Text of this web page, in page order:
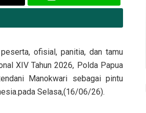
ofisial, panitia, dan tamu
XIV Tahun 2026, Polda Papua
Manokwari sebagai pintu
Selasa,(16/06/26).